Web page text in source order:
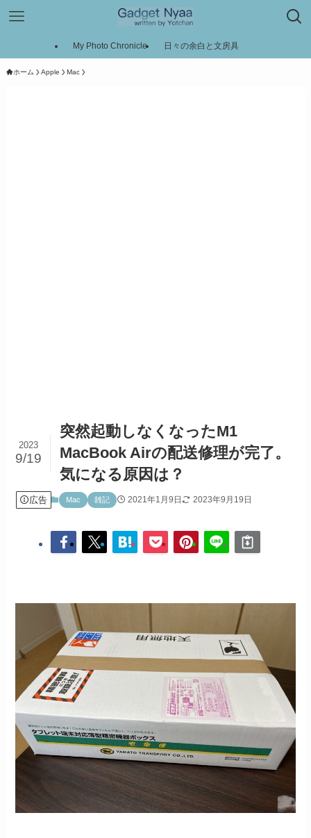
My Photo Chronicle 日々の余白と文房具
ホーム Apple Mac
突然起動しなくなったM1
MacBook Airの配送修理が完了。
気になる原因は？
2023
9/19
広告 Mac 雑記 2021年1月9日 2023年9月19日